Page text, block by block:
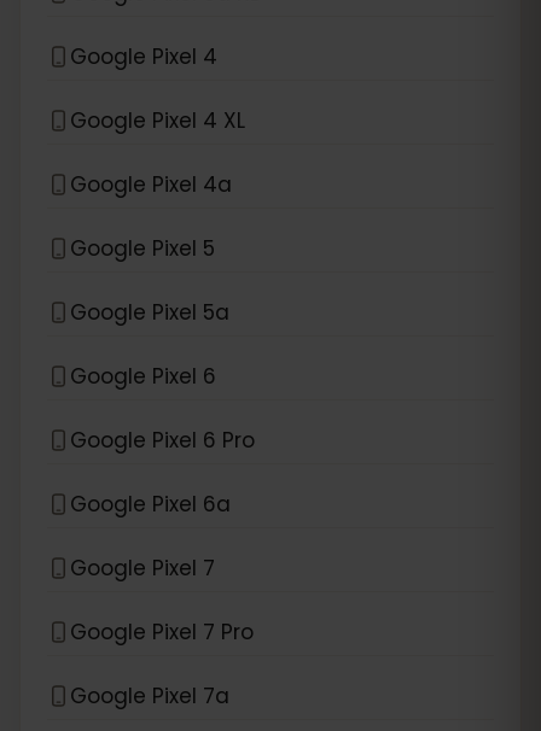
Google Pixel 4
Google Pixel 4 XL
Google Pixel 4a
Google Pixel 5
Google Pixel 5a
Google Pixel 6
Google Pixel 6 Pro
Google Pixel 6a
Google Pixel 7
Google Pixel 7 Pro
Google Pixel 7a